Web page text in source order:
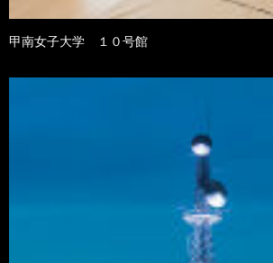
甲南女子大学 １０号館